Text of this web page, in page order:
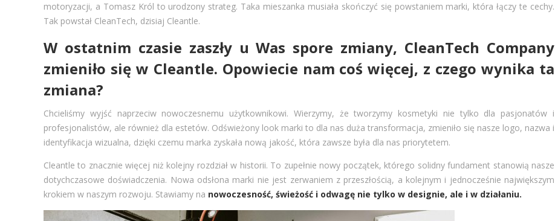
motoryzacji, a Tomasz Król to urodzony strateg. Taka mieszanka musiała skończyć się powstaniem marki, która łączy te cechy.
Tak powstał CleanTech, dzisiaj Cleantle.
W ostatnim czasie zaszły u Was spore zmiany, CleanTech Company
zmieniło się w Cleantle. Opowiecie nam coś więcej, z czego wynika ta
zmiana?
Chcieliśmy wyjść naprzeciw nowoczesnemu użytkownikowi. Wierzymy, że tworzymy kosmetyki nie tylko dla pasjonatów i
profesjonalistów, ale również dla estetów. Odświeżony look marki to dla nas duża transformacja, zmieniło się nasze logo, nazwa i
identyfikacja wizualna, dzięki czemu marka zyskała nową jakość, która zawsze była dla nas priorytetem.
Cleantle to znacznie więcej niż kolejny rozdział w historii. To zupełnie nowy początek, którego solidny fundament stanowią nasze
dotychczasowe doświadczenia. Nowa odsłona marki nie jest zerwaniem z przeszłością, a kolejnym i jednocześnie największym
krokiem w naszym rozwoju. Stawiamy na nowoczesność, świeżość i odwagę nie tylko w designie, ale i w działaniu.